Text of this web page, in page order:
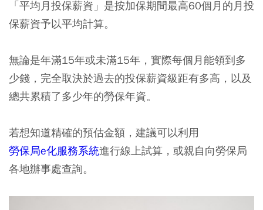
「平均月投保薪資」是按加保期間最高60個月的月投
保薪資予以平均計算。
無論是年滿15年或未滿15年，實際每個月能領到多
少錢，完全取決於過去的投保薪資級距有多高，以及
總共累積了多少年的勞保年資。
若想知道精確的預估金額，建議可以利用
勞保局e化服務系統進行線上試算，或親自向勞保局
各地辦事處查詢。